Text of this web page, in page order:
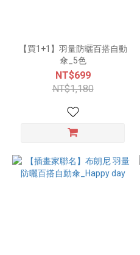
【買1+1】羽量防曬百搭自動
傘_5色
NT$699
NT$1,180